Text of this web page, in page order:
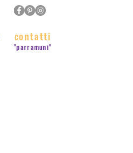
contatti
"parramuni"